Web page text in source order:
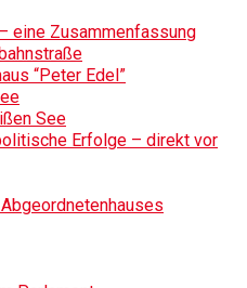
eine Zusammenfassung
“Peter Edel”
See
Erfolge – direkt vor